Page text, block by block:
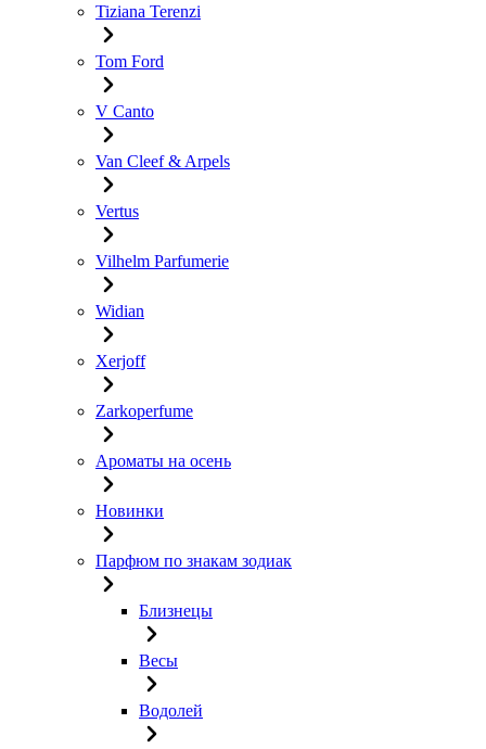
Tiziana Terenzi
Tom Ford
V Canto
Van Cleef & Arpels
Vertus
Vilhelm Parfumerie
Widian
Xerjoff
Zarkoperfume
Ароматы на осень
Новинки
Парфюм по знакам зодиак
Близнецы
Весы
Водолей